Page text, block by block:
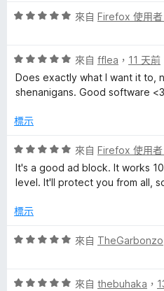
5
評
分
，
滿
5
來自 Firefox 使用
評
價
5
，
分
5
分
來自 fflea ， 11 天前
Does exactly what I want it to,
shenanigans. Good software <3
標示
評
價
5
，
分
來自 Firefox 使用
It's a good ad block. It works
level. It'll protect you from all,
標示
評
分
來自 TheGarbonzo
評
來自 thebuhaka ，